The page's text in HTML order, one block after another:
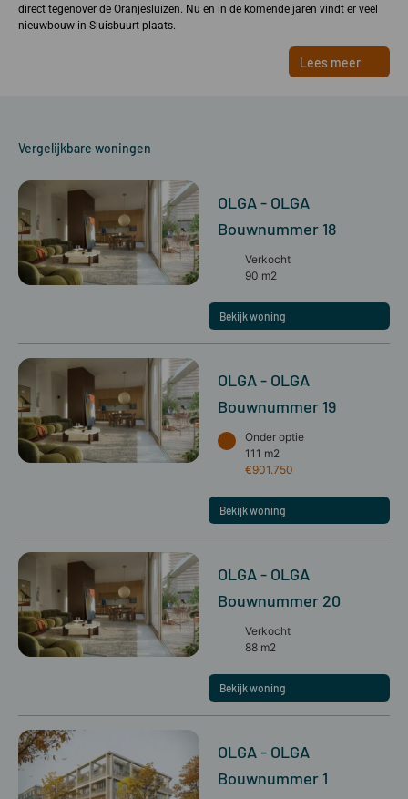
direct tegenover de Oranjesluizen. Nu en in de komende jaren vindt er veel
nieuwbouw in Sluisbuurt plaats.
Lees meer
Vergelijkbare woningen
OLGA - OLGA
Bouwnummer 18
Verkocht
90 m2
Bekijk woning
OLGA - OLGA
Bouwnummer 19
Onder optie
111 m2
€901.750
Bekijk woning
OLGA - OLGA
Bouwnummer 20
Verkocht
88 m2
Bekijk woning
OLGA - OLGA
Bouwnummer 1